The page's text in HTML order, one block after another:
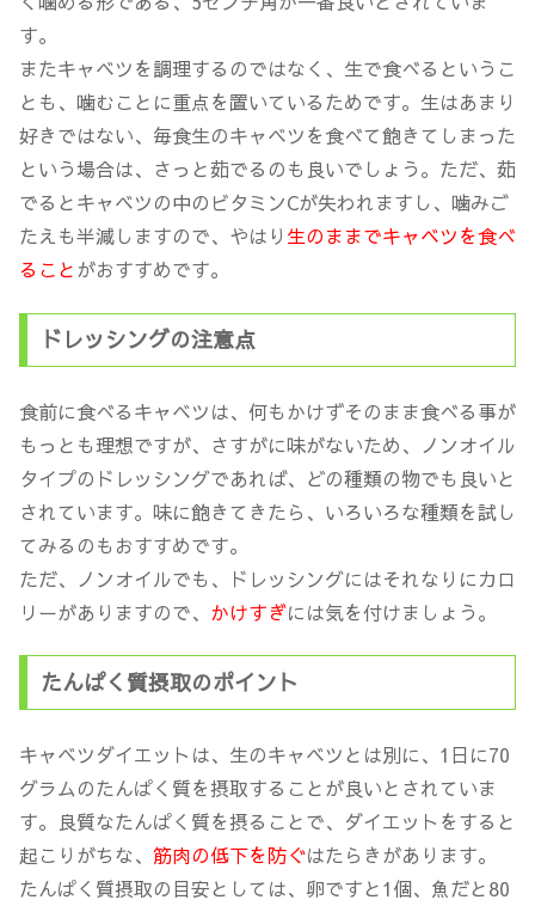
す。
またキャベツを調理するのではなく、生で食べるというこ
とも、噛むことに重点を置いているためです。生はあまり
好きではない、毎食生のキャベツを食べて飽きてしまった
という場合は、さっと茹でるのも良いでしょう。ただ、茹
でるとキャベツの中のビタミンCが失われますし、噛みご
たえも半減しますので、やはり 生のままでキャベツを食べ
ること がおすすめです。
ドレッシングの注意点
食前に食べるキャベツは、何もかけずそのまま食べる事が
もっとも理想ですが、さすがに味がないため、ノンオイル
タイプのドレッシングであれば、どの種類の物でも良いと
されています。味に飽きてきたら、いろいろな種類を試し
てみるのもおすすめです。
ただ、ノンオイルでも、ドレッシングにはそれなりにカロ
リーがありますので、 かけすぎには気を付けましょう。
たんぱく質摂取のポイント
キャベツダイエットは、生のキャベツとは別に、1日に70
グラムのたんぱく質を摂取することが良いとされていま
す。良質なたんぱく質を摂ることで、ダイエットをすると
起こりがちな、 筋肉の低下を防ぐはたらきがあります。
たんぱく質摂取の目安としては、卵ですと1個、魚だと80